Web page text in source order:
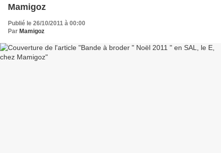
Mamigoz
Publié le 26/10/2011 à 00:00
Par Mamigoz